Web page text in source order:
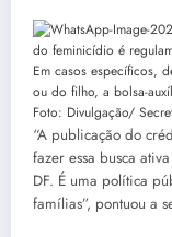
Em casos específicos,
ou do filho, a bolsa-
Foto: Divulgação/
“A publicação do
fazer essa busca
DF. É uma política
famílias”, pontuou a